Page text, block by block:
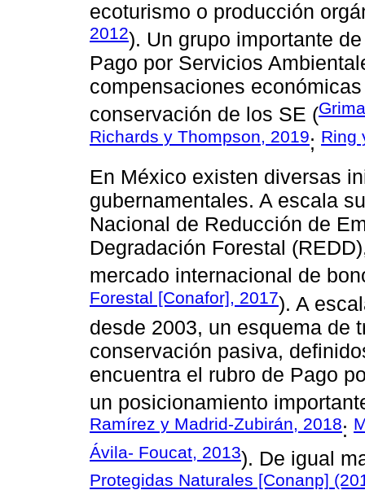
ecoturismo o producción
2012). Un grupo importante
Pago por Servicios
compensaciones
conservación de los SE (
Richards y Thompson, 2019; Ring
En México existen diversas
gubernamentales. A escala
Nacional de Reducción de
Degradación Forestal
mercado internacional de
Forestal [Conafor], 2017). A
desde 2003, un esquema de
conservación pasiva,
encuentra el rubro de Pago
un posicionamiento
Ramírez y Madrid-Zubirán, 2018:
Ávila- Foucat, 2013). De igual
Protegidas Naturales [Conanp]